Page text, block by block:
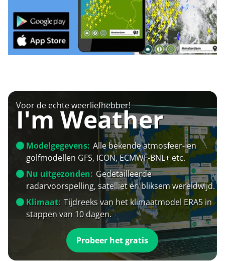
Voor de echte weerliefhebber!
I'm Weather
Modelgegevens: Alle bekende atmosfeer- en
golfmodellen GFS, ICON, ECMWF-BNL+ etc.
Nu uitgezonden: Gedetailleerde
radarvoorspelling, satelliet en bliksem wereldwijd.
Klimaat: Tijdreeks van het klimaatmodel ERA5 in
stappen van 10 dagen.
Probeer het gratis